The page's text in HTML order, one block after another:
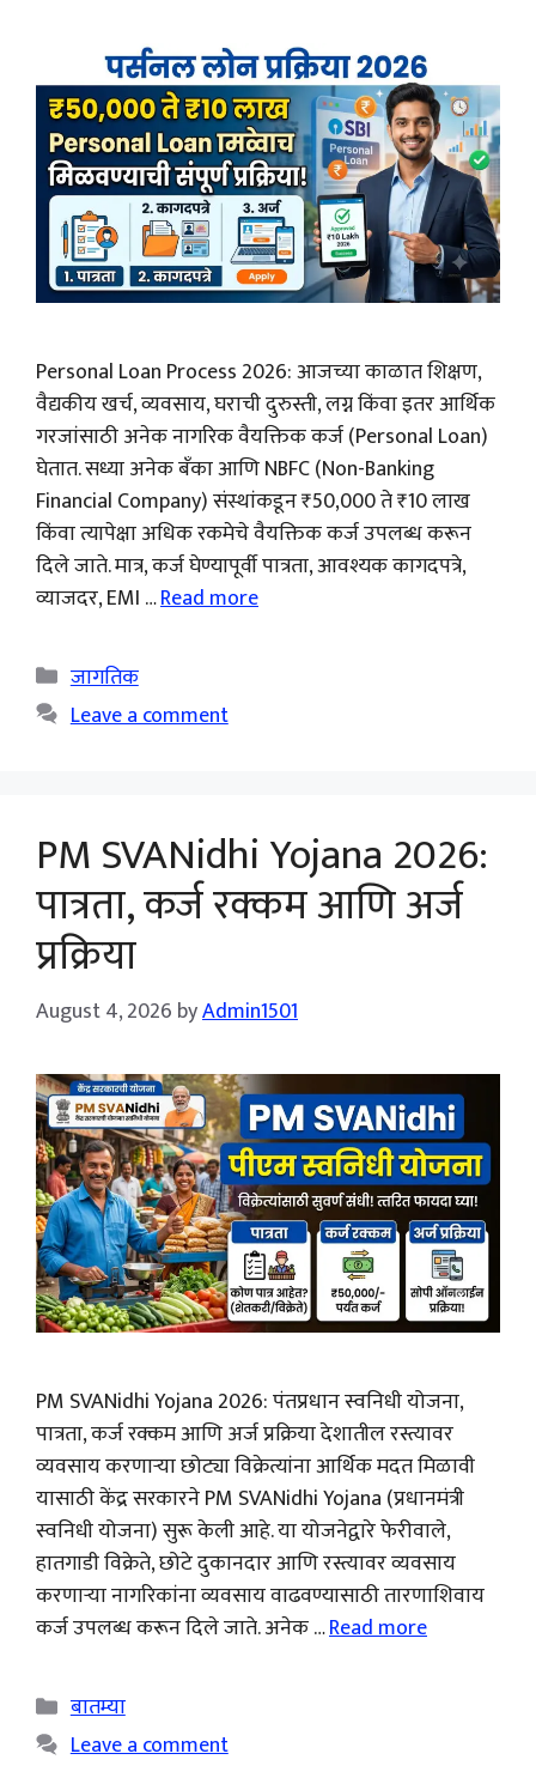
Personal Loan Process 2026: आजच्या काळात शिक्षण,
वैद्यकीय खर्च, व्यवसाय, घराची दुरुस्ती, लग्न किंवा इतर आर्थिक
गरजांसाठी अनेक नागरिक वैयक्तिक कर्ज (Personal Loan)
घेतात. सध्या अनेक बँका आणि NBFC (Non-Banking
Financial Company) संस्थांकडून ₹50,000 ते ₹10 लाख
किंवा त्यापेक्षा अधिक रकमेचे वैयक्तिक कर्ज उपलब्ध करून
दिले जाते. मात्र, कर्ज घेण्यापूर्वी पात्रता, आवश्यक कागदपत्रे,
व्याजदर, EMI …Read more
Categories
जागतिक
Leave a comment
PM SVANidhi Yojana 2026:
पात्रता, कर्ज रक्कम आणि अर्ज
प्रक्रिया
August 4, 2026 byAdmin1501
PM SVANidhi Yojana 2026: पंतप्रधान स्वनिधी योजना,
पात्रता, कर्ज रक्कम आणि अर्ज प्रक्रिया देशातील रस्त्यावर
व्यवसाय करणाऱ्या छोट्या विक्रेत्यांना आर्थिक मदत मिळावी
यासाठी केंद्र सरकारने PM SVANidhi Yojana (प्रधानमंत्री
स्वनिधी योजना) सुरू केली आहे. या योजनेद्वारे फेरीवाले,
हातगाडी विक्रेते, छोटे दुकानदार आणि रस्त्यावर व्यवसाय
करणाऱ्या नागरिकांना व्यवसाय वाढवण्यासाठी तारणाशिवाय
कर्ज उपलब्ध करून दिले जाते. अनेक …Read more
Categories
बातम्या
Leave a comment